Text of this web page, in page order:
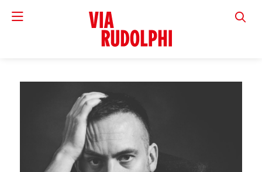
VIA